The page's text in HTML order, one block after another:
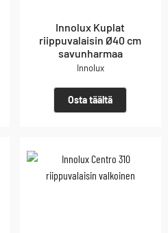
Innolux Kuplat
riippuvalaisin Ø40 cm
savunharmaa
Innolux
Osta täältä